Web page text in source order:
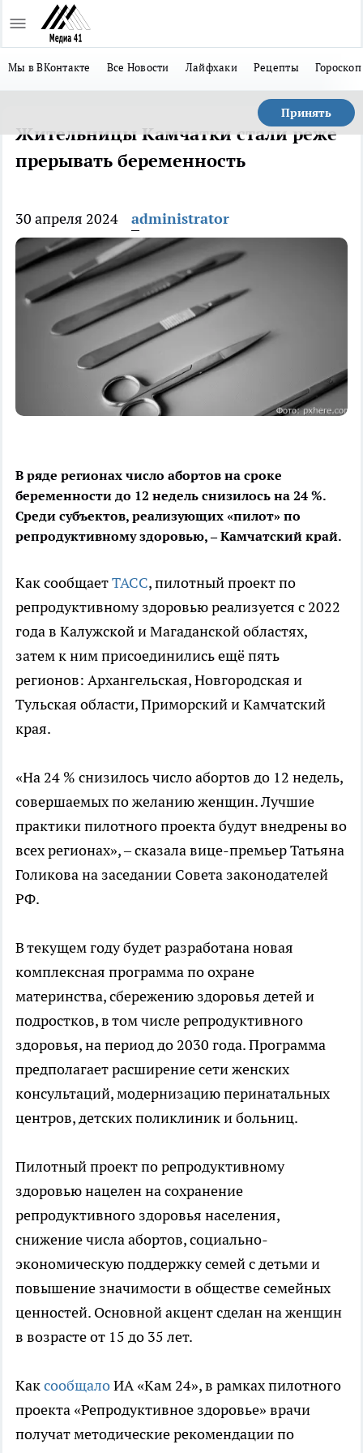
Мы в ВКонтакте Все Новости Лайфхаки Рецепты Гороскоп
Принять
Жительницы Камчатки стали реже
прерывать беременность
30 апреля 2024 administrator
В ряде регионах число абортов на сроке
беременности до 12 недель снизилось на 24 %.
Среди субъектов, реализующих «пилот» по
репродуктивному здоровью, – Камчатский край.
Как сообщаетТАСС, пилотный проект по
репродуктивному здоровью реализуется с 2022
года в Калужской и Магаданской областях,
затем к ним присоединились ещё пять
регионов: Архангельская, Новгородская и
Тульская области, Приморский и Камчатский
края.
«На 24 % снизилось число абортов до 12 недель,
совершаемых по желанию женщин. Лучшие
практики пилотного проекта будут внедрены во
всех регионах», – сказала вице-премьер Татьяна
Голикова на заседании Совета законодателей
РФ.
В текущем году будет разработана новая
комплексная программа по охране
материнства, сбережению здоровья детей и
подростков, в том числе репродуктивного
здоровья, на период до 2030 года. Программа
предполагает расширение сети женских
консультаций, модернизацию перинатальных
центров, детских поликлиник и больниц.
Пилотный проект по репродуктивному
здоровью нацелен на сохранение
репродуктивного здоровья населения,
снижение числа абортов, социально-
экономическую поддержку семей с детьми и
повышение значимости в обществе семейных
ценностей. Основной акцент сделан на женщин
в возрасте от 15 до 35 лет.
КаксообщалоИА «Кам 24», в рамках пилотного
проекта «Репродуктивное здоровье» врачи
получат методические рекомендации по